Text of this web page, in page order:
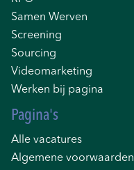
Samen Werven
Screening
Sourcing
Videomarketing
Werken bij pagina
Pagina's
Alle vacatures
Algemene voorwaarden